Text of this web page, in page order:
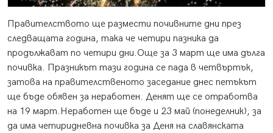
Правителството ще размести почивните дни през
следващата година, така че четири пазника да
продължават по четири дни.Още за 3 март ще има дълга
почивка. Празникът тази година се пада в четвъртък,
затова на правителственото заседание днес петъкът
ще бъде обявен за неработен. Денят ще се отработва
на 19 март.Неработен ще бъде и 23 май (понеделник), за
да има четиридневна почивка за Деня на славянската